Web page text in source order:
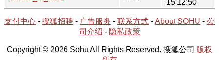
15 12:50
支付中心 - 搜狐招聘 - 广告服务 - 联系方式 - About SOHU - 公
司介绍 - 隐私政策
Copyright © 2026 Sohu All Rights Reserved. 搜狐公司 版权